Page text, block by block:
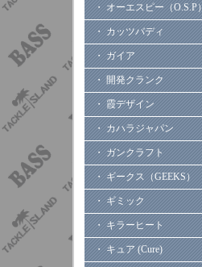
・ オーエスピー（O.S.P）
・ カッツバディ
・ ガイア
・ 開発クランク
・ 霞デザイン
・ カハラジャパン
・ ガンクラフト
・ ギークス（GEEKS）
・ ギミック
・ キラーヒート
・ キュア (Cure)